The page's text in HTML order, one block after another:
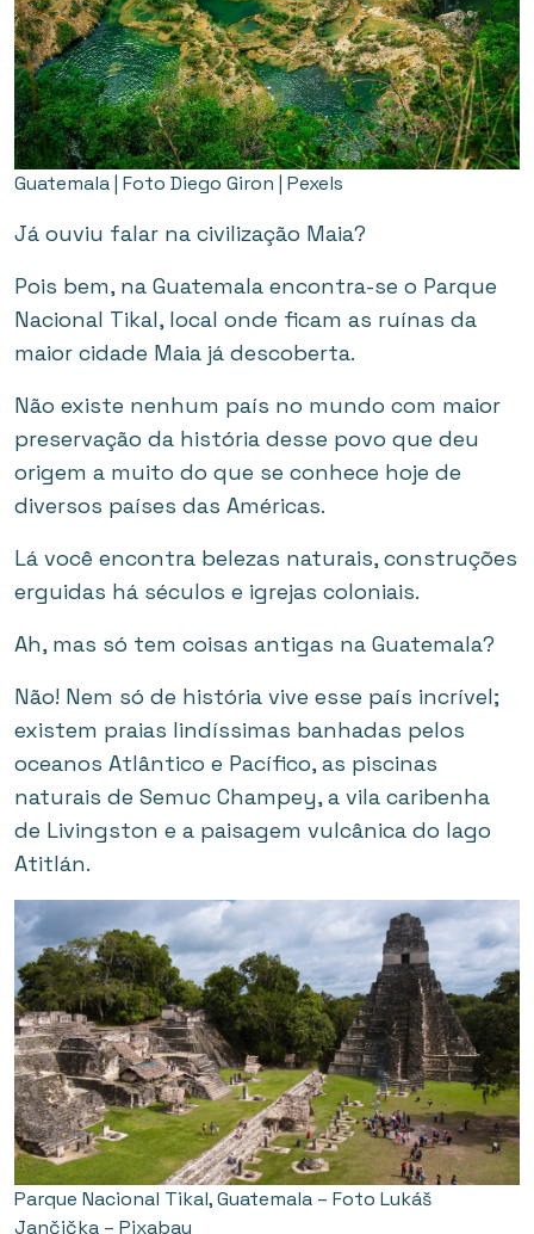
Guatemala | Foto Diego Giron | Pexels
Já ouviu falar na civilização Maia?
Pois bem, na Guatemala encontra-se o Parque
Nacional Tikal, local onde ficam as ruínas da
maior cidade Maia já descoberta.
Não existe nenhum país no mundo com maior
preservação da história desse povo que deu
origem a muito do que se conhece hoje de
diversos países das Américas.
Lá você encontra belezas naturais, construções
erguidas há séculos e igrejas coloniais.
Ah, mas só tem coisas antigas na Guatemala?
Não! Nem só de história vive esse país incrível;
existem praias lindíssimas banhadas pelos
oceanos Atlântico e Pacífico, as piscinas
naturais de Semuc Champey, a vila caribenha
de Livingston e a paisagem vulcânica do lago
Atitlán.
Parque Nacional Tikal, Guatemala – Foto Lukáš
Jančička – Pixabay